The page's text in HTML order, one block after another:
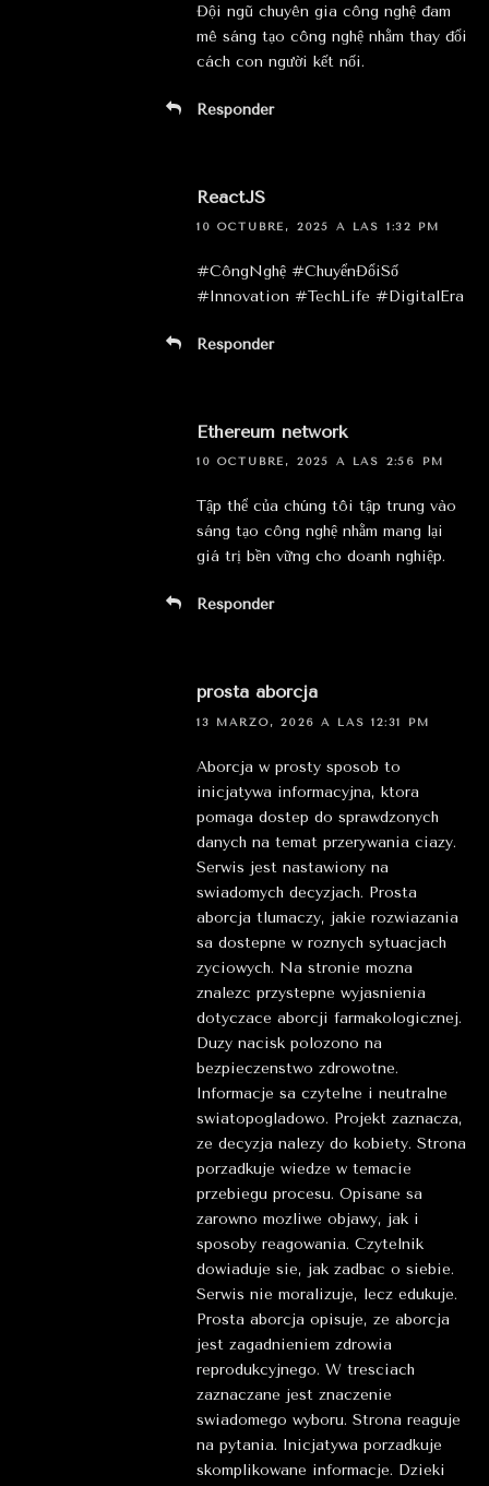
Đội ngũ chuyên gia công nghệ đam
mê sáng tạo công nghệ nhằm thay đổi
cách con người kết nối.
Responder
ReactJS
10 OCTUBRE, 2025 A LAS 1:32 PM
#CôngNghệ #ChuyểnĐổiSố
#Innovation #TechLife #DigitalEra
Responder
Ethereum network
10 OCTUBRE, 2025 A LAS 2:56 PM
Tập thể của chúng tôi tập trung vào
sáng tạo công nghệ nhằm mang lại
giá trị bền vững cho doanh nghiệp.
Responder
prosta aborcja
13 MARZO, 2026 A LAS 12:31 PM
Aborcja w prosty sposob to
inicjatywa informacyjna, ktora
pomaga dostep do sprawdzonych
danych na temat przerywania ciazy.
Serwis jest nastawiony na
swiadomych decyzjach. Prosta
aborcja tlumaczy, jakie rozwiazania
sa dostepne w roznych sytuacjach
zyciowych. Na stronie mozna
znalezc przystepne wyjasnienia
dotyczace aborcji farmakologicznej.
Duzy nacisk polozono na
bezpieczenstwo zdrowotne.
Informacje sa czytelne i neutralne
swiatopogladowo. Projekt zaznacza,
ze decyzja nalezy do kobiety. Strona
porzadkuje wiedze w temacie
przebiegu procesu. Opisane sa
zarowno mozliwe objawy, jak i
sposoby reagowania. Czytelnik
dowiaduje sie, jak zadbac o siebie.
Serwis nie moralizuje, lecz edukuje.
Prosta aborcja opisuje, ze aborcja
jest zagadnieniem zdrowia
reprodukcyjnego. W tresciach
zaznaczane jest znaczenie
swiadomego wyboru. Strona reaguje
na pytania. Inicjatywa porzadkuje
skomplikowane informacje. Dzieki